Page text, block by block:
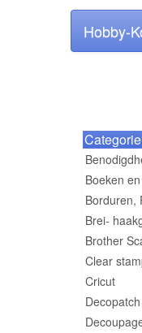
Hobby-
Categorie
Boeken
Borduren,
Brei-
Brother
Clear
Cricut
Decopatch